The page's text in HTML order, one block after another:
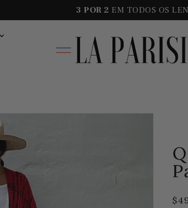
3 POR 2 EM TODOS OS